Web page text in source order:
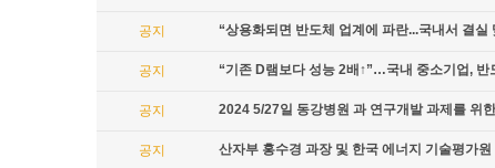
공지 “상용화되면 반도체 업계에 파란...국내서 결실
공지 “기존 D램보다 성능 2배↑”…국내 중소기업, 반
공지 2024 5/27일 동강병원 과 연구개발 과제를 위
공지 산자부 홍수경 과장 및 한국 에너지 기술평가